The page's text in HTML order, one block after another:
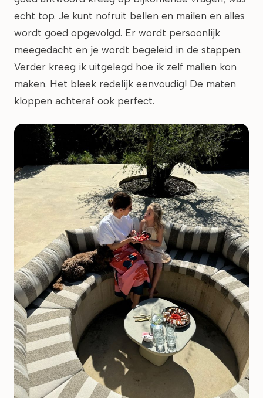
echt top. Je kunt nofruit bellen en mailen en alles
wordt goed opgevolgd. Er wordt persoonlijk
meegedacht en je wordt begeleid in de stappen.
Verder kreeg ik uitgelegd hoe ik zelf mallen kon
maken. Het bleek redelijk eenvoudig! De maten
kloppen achteraf ook perfect.